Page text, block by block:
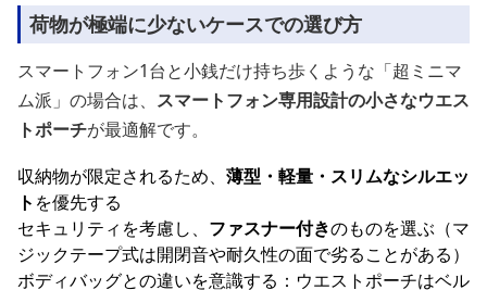
荷物が極端に少ないケースでの選び方
スマートフォン1台と小銭だけ持ち歩くような「超ミニマ
ム派」の場合は、 スマートフォン専用設計の小さなウエス
トポーチが最適解です。
収納物が限定されるため、 薄型・軽量・スリムなシルエッ
ト を優先する
セキュリティを考慮し、 ファスナー付きのものを選ぶ（マ
ジックテープ式は開閉音や耐久性の面で劣ることがある）
ボディバッグとの違いを意識する：ウエストポーチはベル